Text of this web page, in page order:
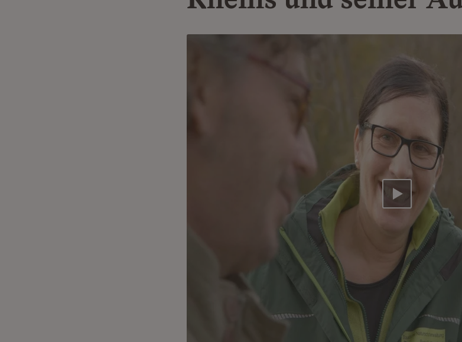
Video abspielen